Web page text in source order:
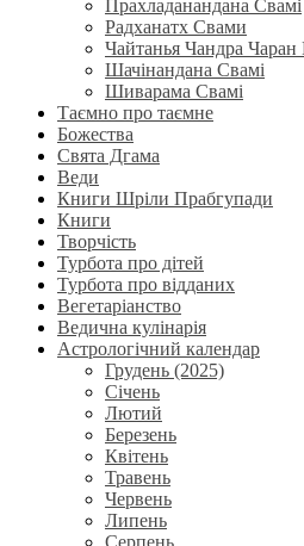
Прахладанандана Свамі
Радханатх Свами
Чайтанья Чандра Чаран
Шачінандана Свамі
Шиварама Свамі
Таємно про таємне
Божества
Свята Дгама
Веди
Книги Шріли Прабгупади
Книги
Творчість
Турбота про дітей
Турбота про відданих
Вегетаріанство
Ведична кулінарія
Астрологічний календар
Грудень (2025)
Січень
Лютий
Березень
Квітень
Травень
Червень
Липень